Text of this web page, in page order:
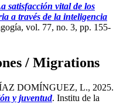
satisfacción vital de los
a través de la inteligencia
vol. 77, no. 3, pp. 155-
/ Migrations
DOMÍNGUEZ, L., 2025.
y juventud. Institu de la